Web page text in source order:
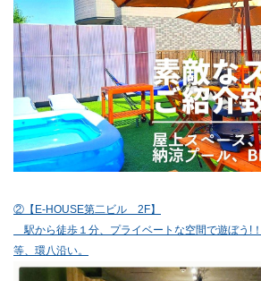
②【E-HOUSE第二ビル 2F】
駅から徒歩１分、プライベートな空間で遊ぼう!
等、環八沿い。